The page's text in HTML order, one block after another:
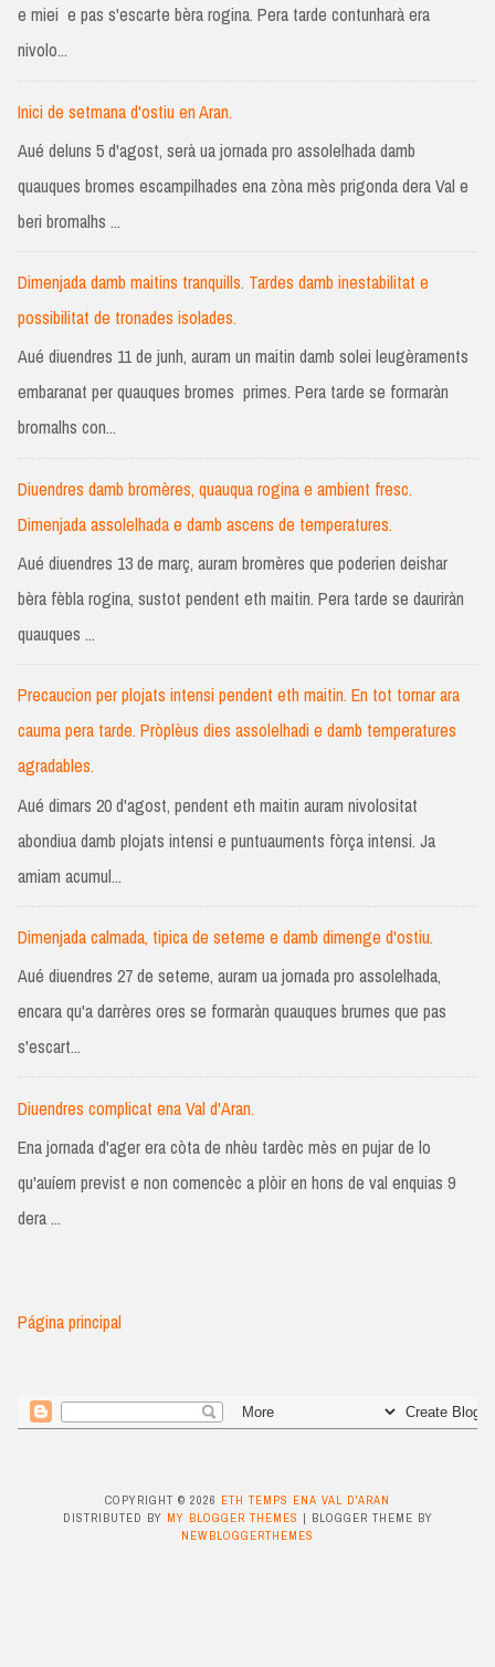
e miei e pas s'escarte bèra rogina. Pera tarde contunharà era
nivolo...
Inici de setmana d'ostiu en Aran.
Aué deluns 5 d'agost, serà ua jornada pro assolelhada damb
quauques bromes escampilhades ena zòna mès prigonda dera Val e
beri bromalhs ...
Dimenjada damb maitins tranquills. Tardes damb inestabilitat e
possibilitat de tronades isolades.
Aué diuendres 11 de junh, auram un maitin damb solei leugèraments
embaranat per quauques bromes primes. Pera tarde se formaràn
bromalhs con...
Diuendres damb bromères, quauqua rogina e ambient fresc.
Dimenjada assolelhada e damb ascens de temperatures.
Aué diuendres 13 de març, auram bromères que poderien deishar
bèra fèbla rogina, sustot pendent eth maitin. Pera tarde se dauriràn
quauques ...
Precaucion per plojats intensi pendent eth maitin. En tot tornar ara
cauma pera tarde. Pròplèus dies assolelhadi e damb temperatures
agradables.
Aué dimars 20 d'agost, pendent eth maitin auram nivolositat
abondiua damb plojats intensi e puntuauments fòrça intensi. Ja
amiam acumul...
Dimenjada calmada, tipica de seteme e damb dimenge d'ostiu.
Aué diuendres 27 de seteme, auram ua jornada pro assolelhada,
encara qu'a darrères ores se formaràn quauques brumes que pas
s'escart...
Diuendres complicat ena Val d'Aran.
Ena jornada d'ager era còta de nhèu tardèc mès en pujar de lo
qu'auíem previst e non comencèc a plòir en hons de val enquias 9
dera ...
Página principal
COPYRIGHT © 2026 ETH TEMPS ENA VAL D'ARAN
DISTRIBUTED BY MY BLOGGER THEMES | BLOGGER THEME BY
NEWBLOGGERTHEMES